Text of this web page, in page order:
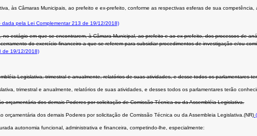
às Câmaras Municipais, ao prefeito e ex-prefeito, conforme as respectivas esferas de sua
dada pela Lei Complementar 213 de 19/12/2018)
no estágio em que se encontrarem, à Câmara Municipal, ao prefeito e ao ex-prefeito, dos processos de
do exercício financeiro a que se referem para subsidiar procedimentos de investigação e/ou
de 19/12/2018)
Legislativa, trimestral e anualmente, relatórios de suas atividades, e desse todos os parlamentares
trimestral e anualmente, relatórios de suas atividades, e desses todos os parlamentares terão
orçamentária dos demais Poderes por solicitação de Comissão Técnica ou da Assembléia Legislativa.
orçamentária dos demais Poderes por solicitação de Comissão Técnica ou da Assembleia Legislativa.(NR)
autonomia funcional, administrativa e financeira, competindo-lhe, especialmente: